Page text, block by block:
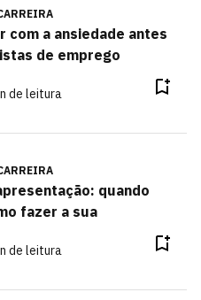
com a ansiedade antes
de emprego
de leitura
quando
fazer a sua
de leitura